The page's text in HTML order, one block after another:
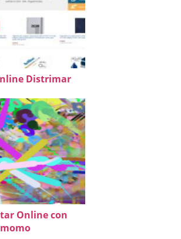
Distrimar
Online con